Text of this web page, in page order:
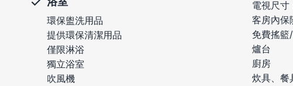
環保盥洗用品
提供環保清潔用品
僅限淋浴
獨立浴室
吹風機
電視尺
客房內保
免費搖籃
爐台
廚房
炊具、餐